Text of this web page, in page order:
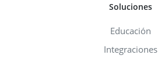
Soluciones
Educación
Integraciones